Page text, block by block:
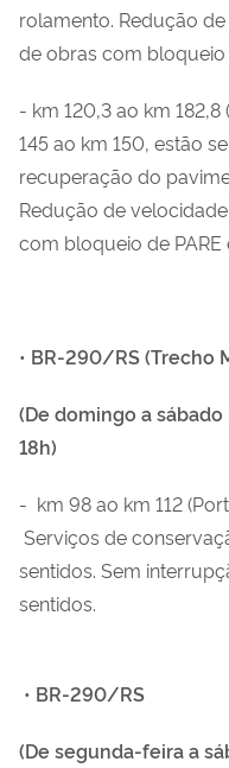
rolamento. Redução
de obras com bloqueio
- km 120,3 ao km
145 ao km 150, estão
recuperação do
Redução de
com bloqueio de PARE
• BR-290/RS (Trecho
(De domingo a sábado
18h)
- km 98 ao km 112
Serviços de
sentidos. Sem
sentidos.
• BR-290/RS
(De segunda-feira a